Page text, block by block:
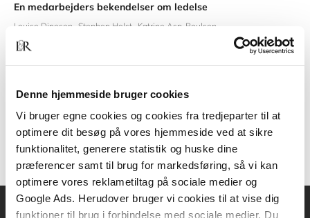
Denne hjemmeside bruger cookies
Vi bruger egne cookies og cookies fra tredjeparter til at
optimere dit besøg på vores hjemmeside ved at sikre
funktionalitet, generere statistik og huske dine
præferencer samt til brug for markedsføring, så vi kan
optimere vores reklametiltag på sociale medier og
Google Ads. Herudover bruger vi cookies til at vise dig
funktioner til brug i forbindelse med sociale medier. Du
En medarbejders bekendelser om ledelse
Louise Dinesen Stephen Holst Katrine Asp-Poulsen
269,95 KR.